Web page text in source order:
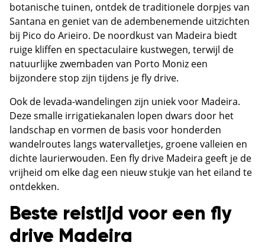
botanische tuinen, ontdek de traditionele dorpjes van
Santana en geniet van de adembenemende uitzichten
bij Pico do Arieiro. De noordkust van Madeira biedt
ruige kliffen en spectaculaire kustwegen, terwijl de
natuurlijke zwembaden van Porto Moniz een
bijzondere stop zijn tijdens je fly drive.
Ook de levada-wandelingen zijn uniek voor Madeira.
Deze smalle irrigatiekanalen lopen dwars door het
landschap en vormen de basis voor honderden
wandelroutes langs watervalletjes, groene valleien en
dichte laurierwouden. Een fly drive Madeira geeft je de
vrijheid om elke dag een nieuw stukje van het eiland te
ontdekken.
Beste reistijd voor een fly
drive Madeira